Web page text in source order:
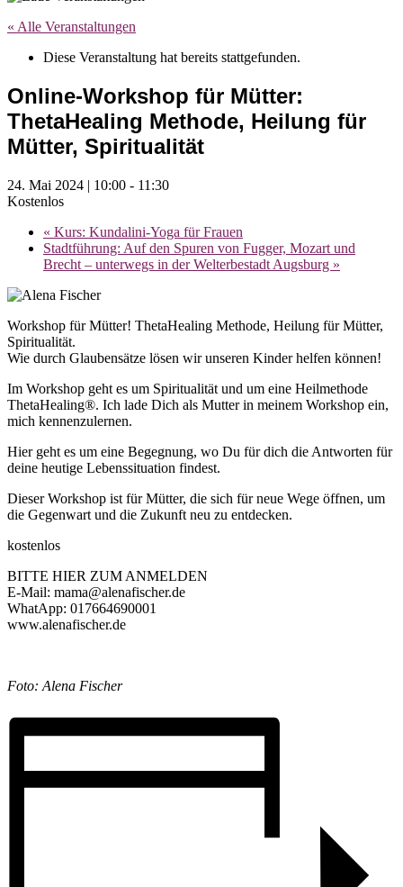
« Alle Veranstaltungen
Diese Veranstaltung hat bereits stattgefunden.
Online-Workshop für Mütter:
ThetaHealing Methode, Heilung für
Mütter, Spiritualität
24. Mai 2024 | 10:00 - 11:30
Kostenlos
« Kurs: Kundalini-Yoga für Frauen
Stadtführung: Auf den Spuren von Fugger, Mozart und
Brecht – unterwegs in der Welterbestadt Augsburg »
Workshop für Mütter! ThetaHealing Methode, Heilung für Mütter,
Spiritualität.
Wie durch Glaubensätze lösen wir unseren Kinder helfen können!
Im Workshop geht es um Spiritualität und um eine Heilmethode
ThetaHealing®. Ich lade Dich als Mutter in meinem Workshop ein,
mich kennenzulernen.
Hier geht es um eine Begegnung, wo Du für dich die Antworten für
deine heutige Lebenssituation findest.
Dieser Workshop ist für Mütter, die sich für neue Wege öffnen, um
die Gegenwart und die Zukunft neu zu entdecken.
kostenlos
BITTE HIER ZUM ANMELDEN
E-Mail: mama@alenafischer.de
WhatApp: 017664690001
www.alenafischer.de
Foto: Alena Fischer